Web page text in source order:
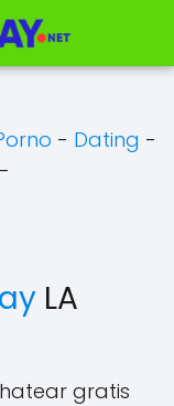
- Dating -
-
LA
gratis